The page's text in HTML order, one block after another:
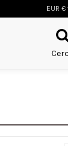
EUR €